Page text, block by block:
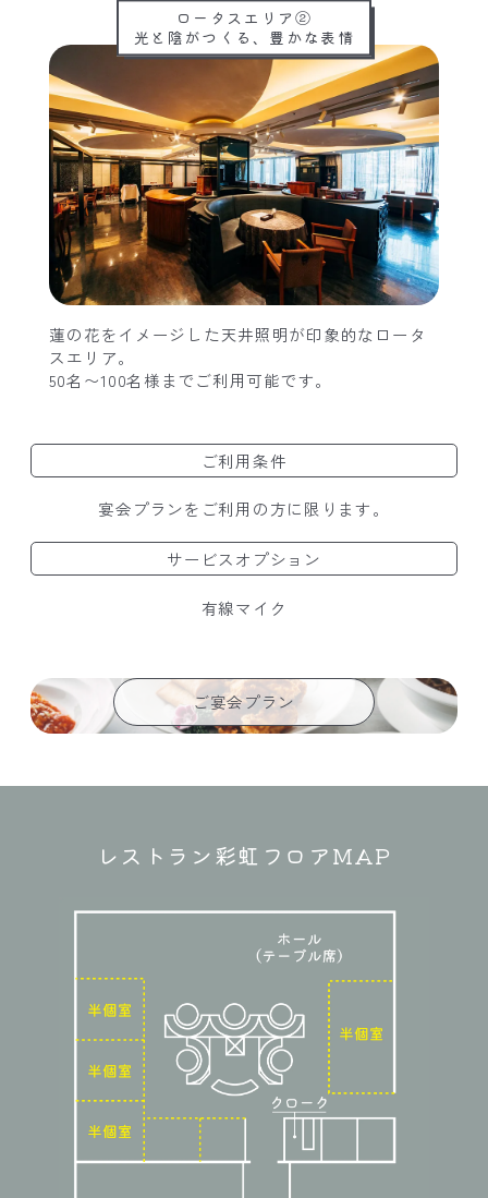
ロータスエリア②
光と陰がつくる、豊かな表情
蓮の花をイメージした天井照明が印象的なロータ
スエリア。
50名〜100名様までご利用可能です。
ご利用条件
宴会プランをご利用の方に限ります。
サービスオプション
有線マイク
ご宴会プラン
レストラン彩虹フロアMAP